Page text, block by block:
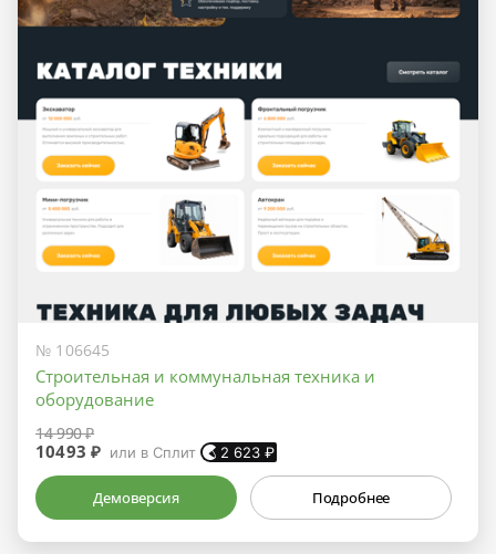
№ 106645
Строительная и коммунальная техника и
оборудование
14 990 ₽
10493 ₽ или в Сплит 2 623 ₽
Демоверсия Подробнее